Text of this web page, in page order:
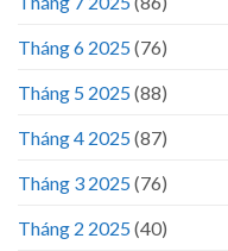
Tháng 6 2025(76)
Tháng 5 2025(88)
Tháng 4 2025(87)
Tháng 3 2025(76)
Tháng 2 2025(40)